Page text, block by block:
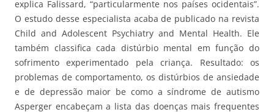
explica Falissard, “particularmente nos países ocidentais”.
O estudo desse especialista acaba de publicado na revista
Child and Adolescent Psychiatry and Mental Health. Ele
também classifica cada distúrbio mental em função do
sofrimento experimentado pela criança. Resultado: os
problemas de comportamento, os distúrbios de ansiedade
e de depressão maior be como a síndrome de autismo
Asperger encabeçam a lista das doenças mais frequentes